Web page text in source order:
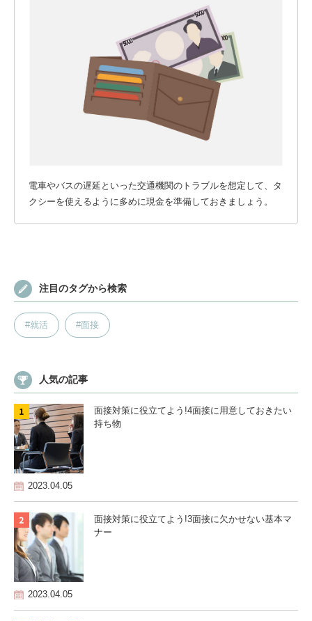
電車やバスの遅延といった交通機関のトラブルを想定して、タ
クシーを使えるように多めに現金を準備しておきましょう。
注目のタグから検索
#就活 #面接
人気の記事
面接対策に役立てよう!4面接に用意しておきたい
持ち物
2023.04.05
面接対策に役立てよう!3面接に欠かせない基本マ
ナー
2023.04.05